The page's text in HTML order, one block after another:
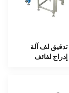
SGS تدقيق لف آلة
إدراج لفائف